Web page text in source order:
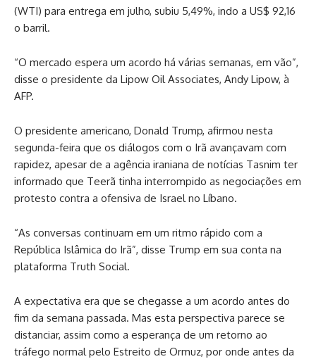
(WTI) para entrega em julho, subiu 5,49%, indo a US$ 92,16
o barril.
“O mercado espera um acordo há várias semanas, em vão”,
disse o presidente da Lipow Oil Associates, Andy Lipow, à
AFP.
O presidente americano, Donald Trump, afirmou nesta
segunda-feira que os diálogos com o Irã avançavam com
rapidez, apesar de a agência iraniana de notícias Tasnim ter
informado que Teerã tinha interrompido as negociações em
protesto contra a ofensiva de Israel no Líbano.
“As conversas continuam em um ritmo rápido com a
República Islâmica do Irã”, disse Trump em sua conta na
plataforma Truth Social.
A expectativa era que se chegasse a um acordo antes do
fim da semana passada. Mas esta perspectiva parece se
distanciar, assim como a esperança de um retorno ao
tráfego normal pelo Estreito de Ormuz, por onde antes da